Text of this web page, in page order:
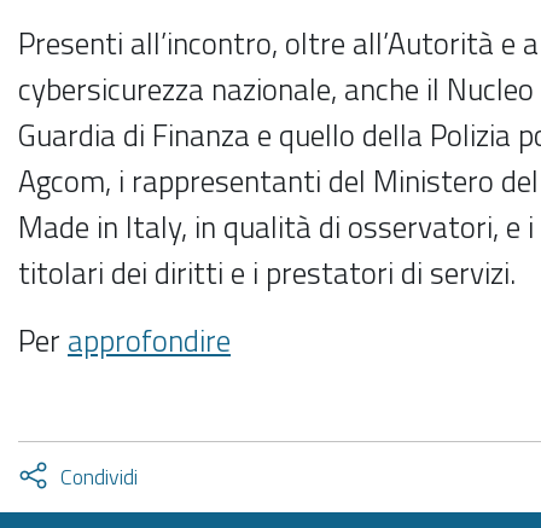
Presenti all’incontro, oltre all’Autorità e
cybersicurezza nazionale, anche il
Guardia di Finanza e quello della Polizia
Agcom, i rappresentanti del Ministero
Made in Italy, in qualità di osservatori, e
titolari dei diritti e i prestatori di servizi.
Per approfondire
Condividi
facebook
twitter
Attiva
condividi